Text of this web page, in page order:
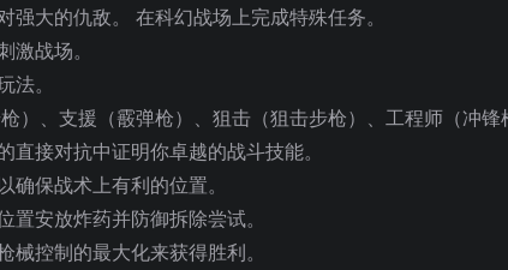
强大的仇敌。 在科幻战场上完成特殊任务。
激战场。
。
）、支援（霰弹枪）、狙击（狙击步枪）、工程师（冲锋
直接对抗中证明你卓越的战斗技能。
确保战术上有利的位置。
置安放炸药并防御拆除尝试。
械控制的最大化来获得胜利。